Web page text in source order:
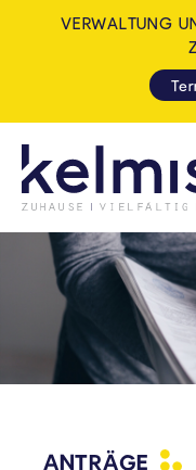
KELMIS -
VERWALTUNG
ANTRÄGE